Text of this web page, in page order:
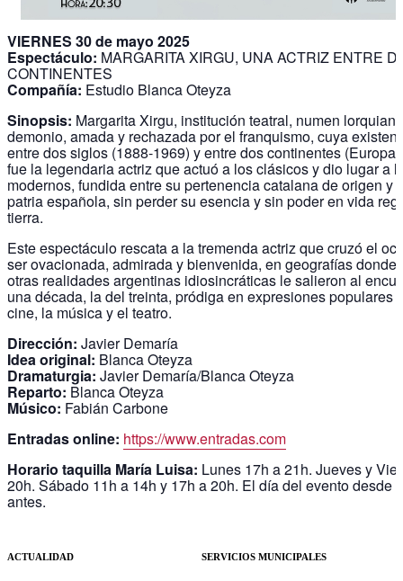
VIERNES 30 de mayo 2025
Espectáculo: MARGARITA XIRGU, UNA ACTRIZ ENTRE
CONTINENTES
Compañía: Estudio Blanca Oteyza
Sinopsis: Margarita Xirgu, institución teatral, numen
demonio, amada y rechazada por el franquismo, cuya
entre dos siglos (1888-1969) y entre dos continentes (Europa
fue la legendaria actriz que actuó a los clásicos y dio lugar a
modernos, fundida entre su pertenencia catalana de origen y
patria española, sin perder su esencia y sin poder en vida
tierra.
Este espectáculo rescata a la tremenda actriz que cruzó el
ser ovacionada, admirada y bienvenida, en geografías donde
otras realidades argentinas idiosincráticas le salieron al
una década, la del treinta, pródiga en expresiones populares
cine, la música y el teatro.
Dirección: Javier Demaría
Idea original: Blanca Oteyza
Dramaturgia: Javier Demaría/Blanca Oteyza
Reparto: Blanca Oteyza
Músico: Fabián Carbone
Entradas online: https://www.entradas.com
Horario taquilla María Luisa: Lunes 17h a 21h. Jueves y
20h. Sábado 11h a 14h y 17h a 20h. El día del evento desde
antes.
ACTUALIDAD SERVICIOS MUNICIPALES